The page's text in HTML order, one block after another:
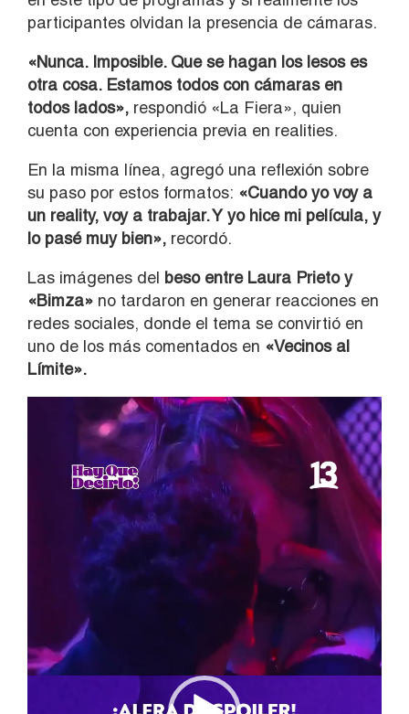
participantes olvidan la presencia de cámaras.
«Nunca. Imposible. Que se hagan los lesos es
otra cosa. Estamos todos con cámaras en
todos lados», respondió «La Fiera», quien
cuenta con experiencia previa en realities.
En la misma línea, agregó una reflexión sobre
su paso por estos formatos: «Cuando yo voy a
un reality, voy a trabajar. Y yo hice mi película, y
lo pasé muy bien», recordó.
Las imágenes del beso entre Laura Prieto y
«Bimza» no tardaron en generar reacciones en
redes sociales, donde el tema se convirtió en
uno de los más comentados en «Vecinos al
Límite».